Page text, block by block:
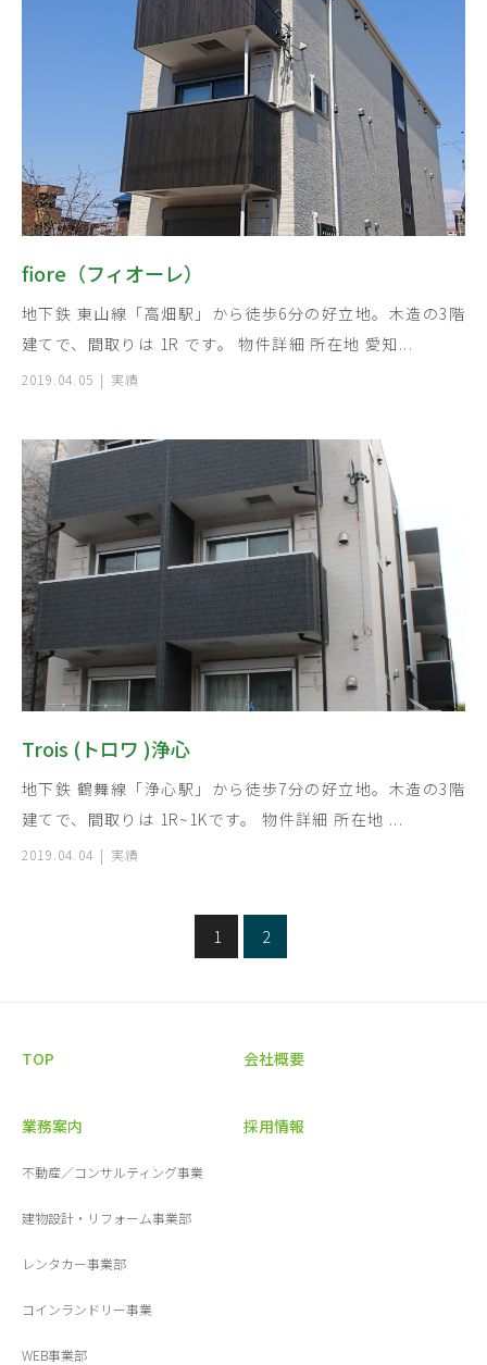
fiore（フィオーレ）
地下鉄 東山線「高畑駅」から徒歩6分の好立地。木造の3階
建てで、間取りは 1R です。 物件詳細 所在地 愛知...
2019.04.05 実績
Trois (トロワ )浄心
地下鉄 鶴舞線「浄心駅」から徒歩7分の好立地。木造の3階
建てで、間取りは 1R~1Kです。 物件詳細 所在地 ...
2019.04.04 実績
1 2
TOP 会社概要
業務案内
不動産／コンサルティング事業
建物設計・リフォーム事業部
レンタカー事業部
コインランドリー事業
WEB事業部
採用情報